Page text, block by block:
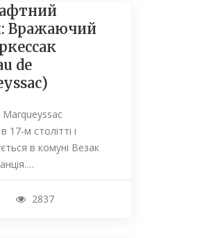
Вражаючий
de
Marqueyssac
17-м столітті і
в комуні Везак
2837